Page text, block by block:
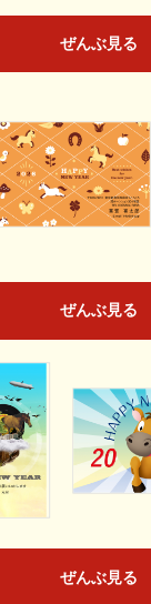
ぜんぶ見る
ぜんぶ見る
ぜんぶ見る